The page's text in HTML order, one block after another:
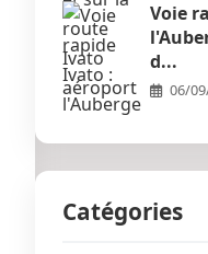
Voie
d...
06/
Que
Catégories